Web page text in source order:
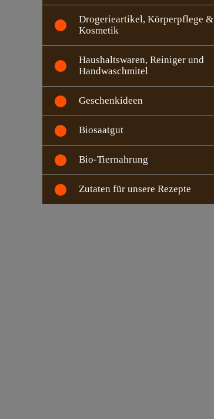
Drogerieartikel, Körperpflege &
Kosmetik
Haushaltswaren, Reiniger und
Handwaschmitel
Geschenkideen
Biosaatgut
Bio-Tiernahrung
Zutaten für unsere Rezepte